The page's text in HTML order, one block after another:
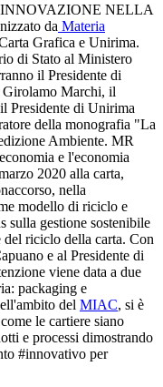
NELLA
da Materia
Grafica e Unirima.
di Stato al Ministero
il Presidente di
Girolamo Marchi, il
Presidente di Unirima
della monografia "La
Ambiente. MR
e l'economia
2020 alla carta,
nella
modello di riciclo e
sulla gestione sostenibile
del riciclo della carta. Con
e al Presidente di
viene data a due
packaging e
del MIAC, si è
le cartiere siano
e processi dimostrando
#innovativo per